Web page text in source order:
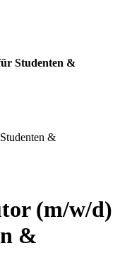
Studenten &
&
(m/w/d)
&